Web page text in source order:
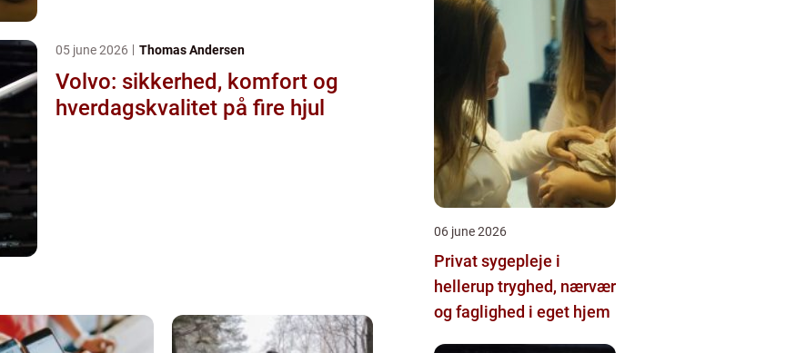
05 june 2026 Thomas Andersen
Volvo: sikkerhed, komfort og
hverdagskvalitet på fire hjul
06 june 2026
Privat sygepleje i
hellerup tryghed, nærvær
og faglighed i eget hjem